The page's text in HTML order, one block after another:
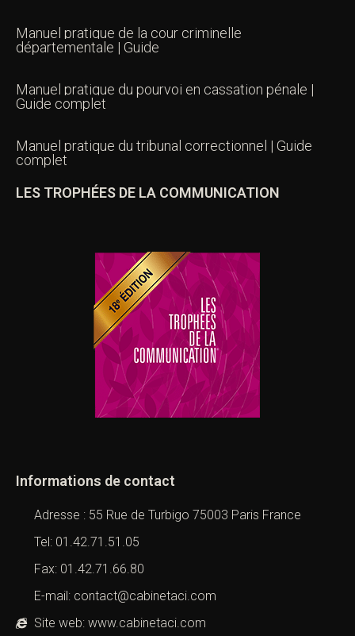
Manuel pratique de la cour criminelle
départementale | Guide
Manuel pratique du pourvoi en cassation pénale |
Guide complet
Manuel pratique du tribunal correctionnel | Guide
complet
LES TROPHÉES DE LA COMMUNICATION
Informations de contact
Adresse : 55 Rue de Turbigo 75003 Paris France
Tel: 01.42.71.51.05
Fax: 01.42.71.66.80
E-mail: contact@cabinetaci.com
Site web: www.cabinetaci.com